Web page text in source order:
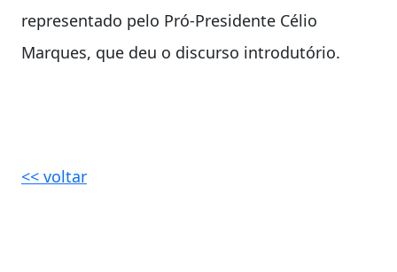
representado pelo Pró-Presidente Célio
Marques, que deu o discurso introdutório.
<< voltar